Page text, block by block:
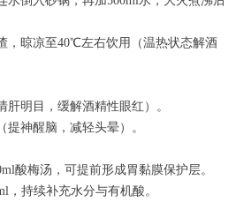
，晾凉至40℃左右饮用（温热状态解酒
肝明目，缓解酒精性眼红）。
提神醒脑，减轻头晕）。
酸梅汤，可提前形成胃黏膜保护层。
，持续补充水分与有机酸。